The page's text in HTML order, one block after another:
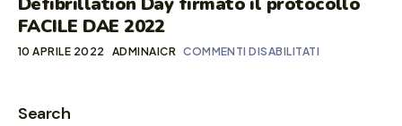
FACILE DAE 2022
10 APRILE 2022 ADMINAICR COMMENTI DISABILITATI
Search